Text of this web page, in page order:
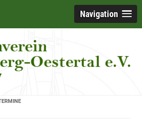
Navigation